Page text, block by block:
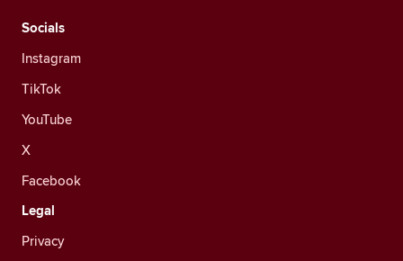
Socials
Instagram
TikTok
YouTube
X
Facebook
Legal
Privacy